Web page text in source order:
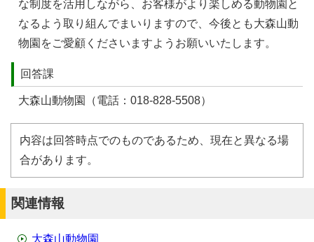
な制度を活用しながら、お客様がより楽しめる動物園と
なるよう取り組んでまいりますので、今後とも大森山動
物園をご愛顧くださいますようお願いいたします。
回答課
大森山動物園（電話：018-828-5508）
内容は回答時点でのものであるため、現在と異なる場
合があります。
関連情報
大森山動物園